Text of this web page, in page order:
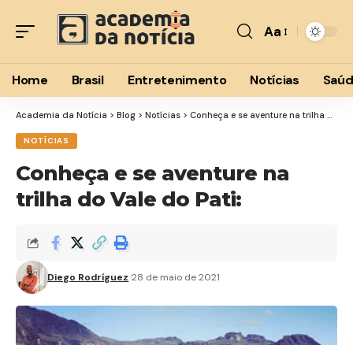
Font
Resizer
Aa
Home Brasil Entretenimento Notícias
Academia da Notícia > Blog > Notícias > Conheça e se aventure na trilha do Vale do Pati:
NOTÍCIAS
Conheça e se aventure na
trilha do Vale do Pati:
Diego Rodríguez 28 de maio de 2021